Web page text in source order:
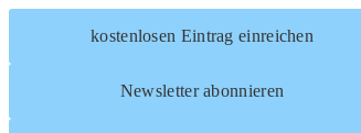
Abschied
kommt
Sandra
kostenlosen Eintrag einreichen
Newsletter abonnieren